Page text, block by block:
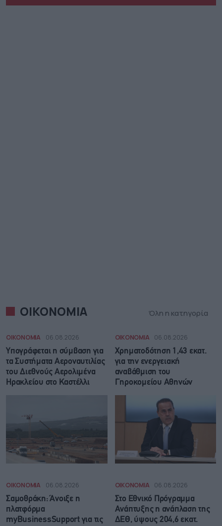
ΟΙΚΟΝΟΜΙΑ Όλη η κατηγορία
ΟΙΚΟΝΟΜΙΑ 06.08.2026
Υπογράφεται η σύμβαση για
τα Συστήματα Αεροναυτιλίας
του Διεθνούς Αερολιμένα
Ηρακλείου στο Καστέλλι
ΟΙΚΟΝΟΜΙΑ 06.08.2026
Χρηματοδότηση 1,43 εκατ.
για την ενεργειακή
αναβάθμιση του
Γηροκομείου Αθηνών
ΟΙΚΟΝΟΜΙΑ 06.08.2026
Σαμοθράκη: Άνοιξε η
πλατφόρμα
myBusinessSupport για τις
ΟΙΚΟΝΟΜΙΑ 06.08.2026
Στο Εθνικό Πρόγραμμα
Ανάπτυξης η ανάπλαση της
ΔΕΘ, ύψους 204,6 εκατ.